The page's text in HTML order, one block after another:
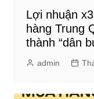
Lợi nhuận
hàng Trung
thành “dân
admin